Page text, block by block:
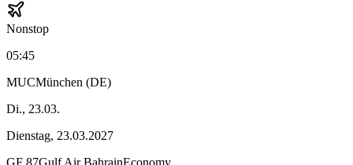
Nonstop
05:45
MUCMünchen (DE)
Di., 23.03.
Dienstag, 23.03.2027
GF 87Gulf Air BahrainEconomy